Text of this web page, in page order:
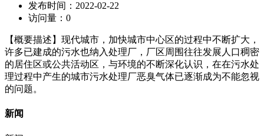
发布时间： 2022-02-22
访问量： 0
【概要描述】 现代城市，加快城市中心区的过程中不断扩大，
许多已建成的污水也纳入处理厂，厂区周围往往发展人口稠密
的居住区或公共活动区，与环境的不断深化认识，在在污水处
理过程中产生的城市污水处理厂恶臭气体已逐渐成为不能忽视
的问题。
新闻